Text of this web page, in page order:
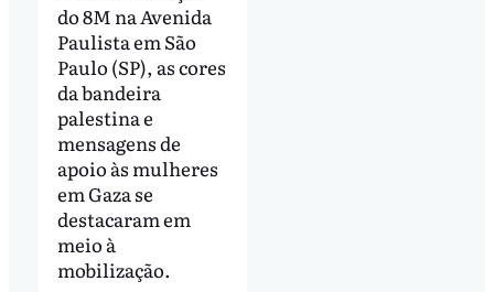
do 8M na Avenida
Paulista em São
Paulo (SP), as cores
da bandeira
palestina e
mensagens de
apoio às mulheres
em Gaza se
destacaram em
meio à
mobilização.